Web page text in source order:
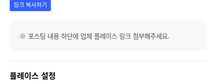
링크 복사하기
※ 포스팅 내용 하단에 업체 플레이스 링크 첨부해주세요.
플레이스 설정